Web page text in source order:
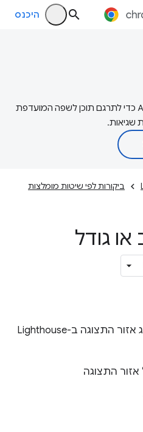
היכנס
‫Google משתמשת בטכנולוגיית AI כדי לתרגם תוכן לשפה המועדפת
שגיאות.
ביקורות לפי שיטות מומלצות
גודל
איך הביקורת של מטא תג אזור התצוגה ב-Lighthouse
התצוגה